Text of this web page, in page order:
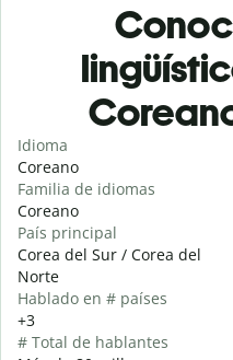
Idioma
Coreano
Familia de idiomas
Coreano
País principal
Corea del Sur / Corea del
Norte
Hablado en # países
+3
# Total de hablantes